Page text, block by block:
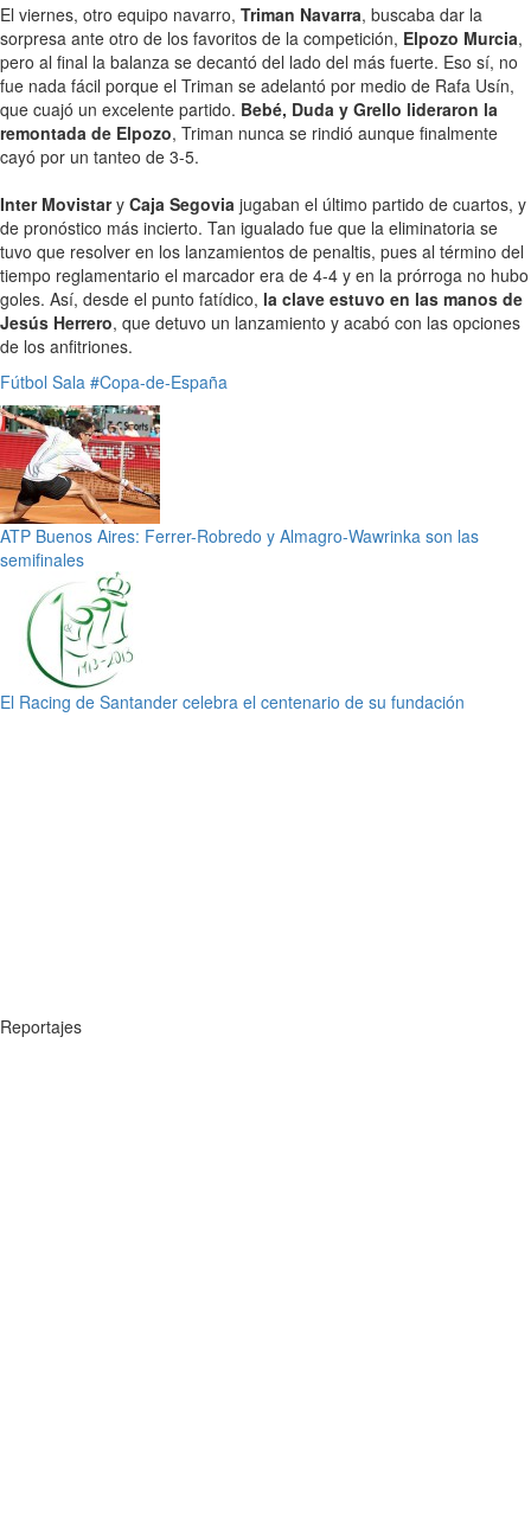
El viernes, otro equipo navarro, Triman Navarra, buscaba dar la
sorpresa ante otro de los favoritos de la competición, Elpozo Murcia,
pero al final la balanza se decantó del lado del más fuerte. Eso sí, no
fue nada fácil porque el Triman se adelantó por medio de Rafa Usín,
que cuajó un excelente partido. Bebé, Duda y Grello lideraron la
remontada de Elpozo, Triman nunca se rindió aunque finalmente
cayó por un tanteo de 3-5.
Inter Movistary Caja Segovia jugaban el último partido de cuartos, y
de pronóstico más incierto. Tan igualado fue que la eliminatoria se
tuvo que resolver en los lanzamientos de penaltis, pues al término del
tiempo reglamentario el marcador era de 4-4 y en la prórroga no hubo
goles. Así, desde el punto fatídico, la clave estuvo en las manos de
Jesús Herrero, que detuvo un lanzamiento y acabó con las opciones
de los anfitriones.
Fútbol Sala #Copa-de-España
ATP Buenos Aires: Ferrer-Robredo y Almagro-Wawrinka son las
semifinales
El Racing de Santander celebra el centenario de su fundación
Reportajes